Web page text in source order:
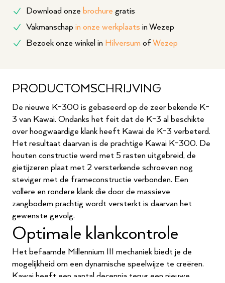
Download onze brochure gratis
Vakmanschap in onze werkplaats in Wezep
Bezoek onze winkel in Hilversum of Wezep
PRODUCTOMSCHRIJVING
De nieuwe K-300 is gebaseerd op de zeer bekende K-
3 van Kawai. Ondanks het feit dat de K-3 al beschikte
over hoogwaardige klank heeft Kawai de K-3 verbeterd.
Het resultaat daarvan is de prachtige Kawai K-300. De
houten constructie werd met 5 rasten uitgebreid, de
gietijzeren plaat met 2 versterkende schroeven nog
steviger met de frameconstructie verbonden. Een
vollere en rondere klank die door de massieve
zangbodem prachtig wordt versterkt is daarvan het
gewenste gevolg.
Optimale klankcontrole
Het befaamde Millennium III mechaniek biedt je de
mogelijkheid om een dynamische speelwijze te creëren.
Kawai heeft een aantal decennia terug een nieuwe